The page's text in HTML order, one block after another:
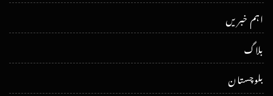
اہم خبریں
بلاگ
بلوچستان